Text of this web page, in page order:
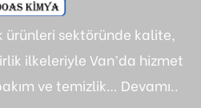
ürünleri sektöründe kalite,
ilkeleriyle Van’da hizmet
ve temizlik… Devamı..